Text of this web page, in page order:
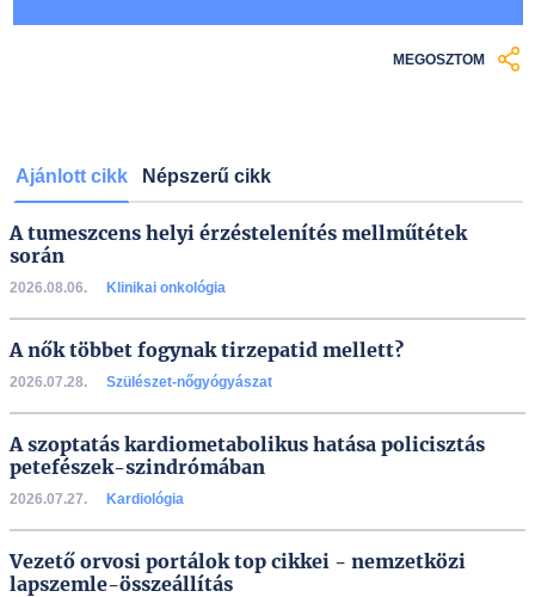
MEGOSZTOM
Ajánlott cikk Népszerű cikk
A tumeszcens helyi érzéstelenítés mellműtétek
során
2026.08.06. Klinikai onkológia
A nők többet fogynak tirzepatid mellett?
2026.07.28. Szülészet-nőgyógyászat
A szoptatás kardiometabolikus hatása policisztás
petefészek-szindrómában
2026.07.27. Kardiológia
Vezető orvosi portálok top cikkei - nemzetközi
lapszemle-összeállítás